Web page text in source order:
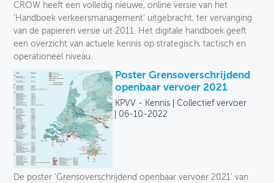
CROW heeft een volledig nieuwe, online versie van het
'Handboek verkeersmanagement' uitgebracht, ter vervanging
van de papieren versie uit 2011. Het digitale handboek geeft
een overzicht van actuele kennis op strategisch, tactisch en
operationeel niveau.
Poster Grensoverschrijdend
openbaar vervoer 2021
KPVV - Kennis
Collectief vervoer
06-10-2022
De poster 'Grensoverschrijdend openbaar vervoer 2021' van